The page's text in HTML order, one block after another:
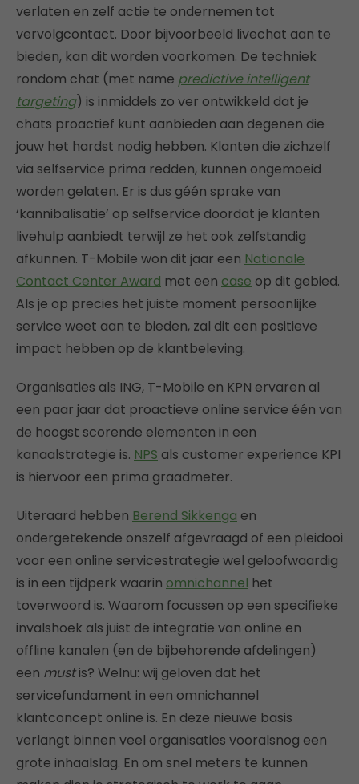
verlaten en zelf actie te ondernemen tot
vervolgcontact. Door bijvoorbeeld livechat aan te
bieden, kan dit worden voorkomen. De techniek
rondom chat (met name predictive intelligent
targeting) is inmiddels zo ver ontwikkeld dat je
chats proactief kunt aanbieden aan degenen die
jouw het hardst nodig hebben. Klanten die zichzelf
via selfservice prima redden, kunnen ongemoeid
worden gelaten. Er is dus géén sprake van
‘kannibalisatie’ op selfservice doordat je klanten
livehulp aanbiedt terwijl ze het ook zelfstandig
afkunnen. T-Mobile won dit jaar een Nationale
Contact Center Award met een case op dit gebied.
Als je op precies het juiste moment persoonlijke
service weet aan te bieden, zal dit een positieve
impact hebben op de klantbeleving.
Organisaties als ING, T-Mobile en KPN ervaren al
een paar jaar dat proactieve online service één van
de hoogst scorende elementen in een
kanaalstrategie is. NPS als customer experience KPI
is hiervoor een prima graadmeter.
Uiteraard hebben Berend Sikkenga en
ondergetekende onszelf afgevraagd of een pleidooi
voor een online servicestrategie wel geloofwaardig
is in een tijdperk waarin omnichannel het
toverwoord is. Waarom focussen op een specifieke
invalshoek als juist de integratie van online en
offline kanalen (en de bijbehorende afdelingen)
een mustis? Welnu: wij geloven dat het
servicefundament in een omnichannel
klantconcept online is. En deze nieuwe basis
verlangt binnen veel organisaties vooralsnog een
grote inhaalslag. En om snel meters te kunnen